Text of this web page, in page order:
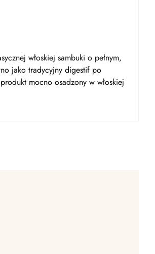
włoskiej sambuki o pełnym,
jako tradycyjny digestif po
mocno osadzony w włoskiej